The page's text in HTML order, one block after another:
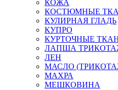
КОЖА
КОСТЮМНЫЕ
КУЛИРНАЯ ГЛАДЬ
КУПРО
КУРТОЧНЫЕ
ЛАПША
ЛЕН
МАСЛО
МАХРА
МЕШКОВИНА